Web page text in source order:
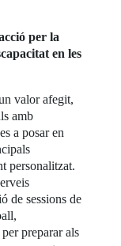
per la
en les
valor afegit,
amb
a posar en
personalitzat.
de sessions de
preparar als